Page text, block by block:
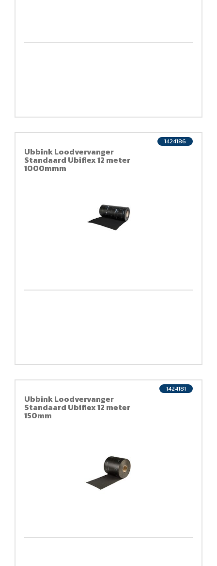
Ubbink Loodvervanger
Standaard Ubiflex 12 meter
1000mmm
1424186
Ubbink Loodvervanger
Standaard Ubiflex 12 meter
150mm
1424181